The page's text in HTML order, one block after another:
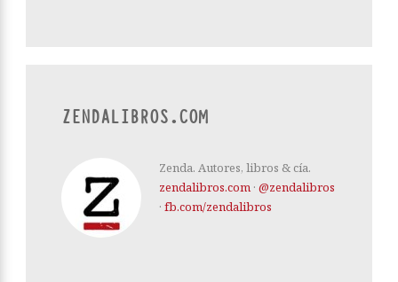
ZENDALIBROS.COM
Zenda. Autores, libros & cía.
zendalibros.com · @zendalibros
· fb.com/zendalibros